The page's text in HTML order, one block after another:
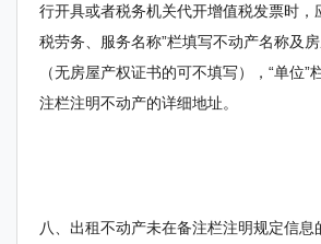
行开具或者税务机关代开增值税发票时，
税劳务、服务名称”栏填写不动产名称及
（无房屋产权证书的可不填写），“单位”
注栏注明不动产的详细地址。
八、出租不动产未在备注栏注明规定信息